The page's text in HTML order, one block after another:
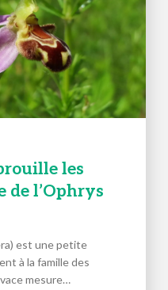
les
de l’Ophrys
est une petite
à la famille des
mesure…